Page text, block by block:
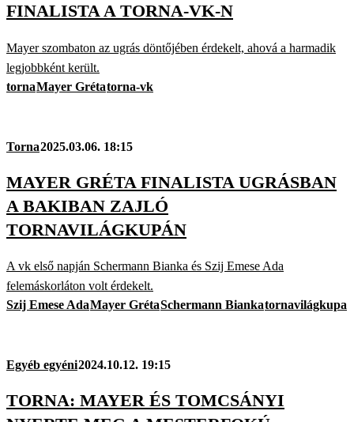
FINALISTA A TORNA-VK-N
Mayer szombaton az ugrás döntőjében érdekelt, ahová a harmadik
legjobbként került.
tornaMayer Grétatorna-vk
Torna2025.03.06. 18:15
MAYER GRÉTA FINALISTA UGRÁSBAN
A BAKIBAN ZAJLÓ
TORNAVILÁGKUPÁN
A vk első napján Schermann Bianka és Szij Emese Ada
felemáskorláton volt érdekelt.
Szij Emese AdaMayer GrétaSchermann Biankatornavilágkupa
Egyéb egyéni2024.10.12. 19:15
TORNA: MAYER ÉS TOMCSÁNYI